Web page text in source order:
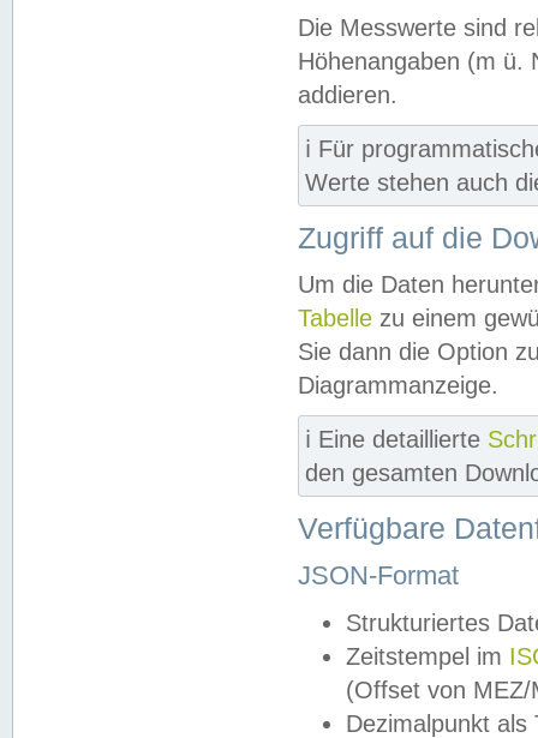
Die Messwerte sind
Höhenangaben (m ü.
addieren.
ℹ️ Für
Werte stehen auch
Zugriff auf die
Um die Daten
Tabelle zu einem
Sie dann die Option
Diagrammanzeige.
ℹ️ Eine detaillierte
den gesamten
Verfügbare
JSON-Format
Strukturiertes
Zeitstempel im
(Offset von MEZ/
Dezimalpunkt als